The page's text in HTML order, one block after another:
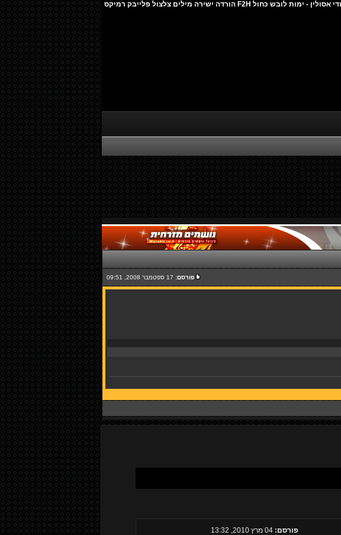
להורדה: דודי אסולין - ימות לובש כחול F2H הורדה ישירה מילים צלצול פלייבק רמיקס
פורסם:
פורסם: 04 מרץ 2010, 13:32